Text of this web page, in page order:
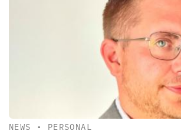
NEWS • PERSONAL